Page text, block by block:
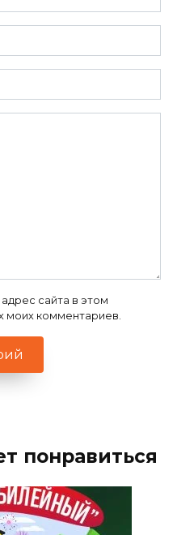
сайта в этом
моих комментариев.
понравиться